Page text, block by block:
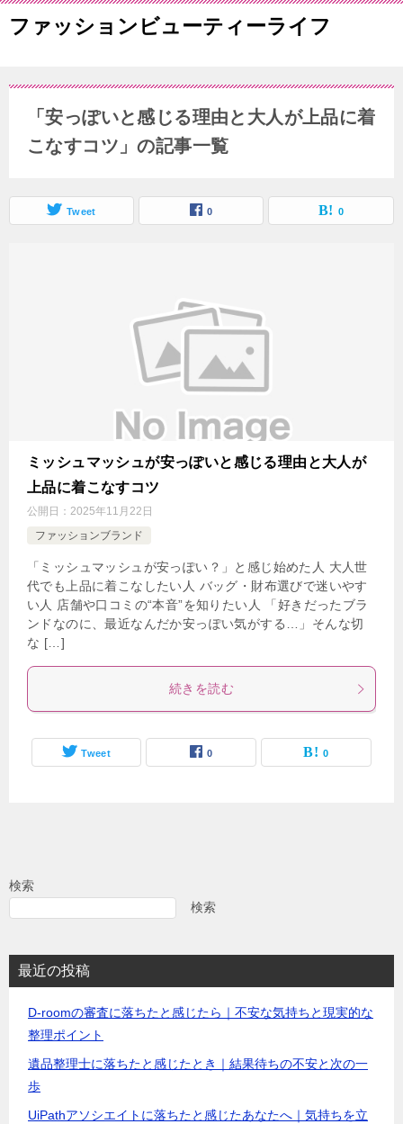
ファッションビューティーライフ
「安っぽいと感じる理由と大人が上品に着
こなすコツ」の記事一覧
Tweet 0 0
ミッシュマッシュが安っぽいと感じる理由と大人が
上品に着こなすコツ
公開日： 2025年11月22日
ファッションブランド
「ミッシュマッシュが安っぽい？」と感じ始めた人 大人世
代でも上品に着こなしたい人 バッグ・財布選びで迷いやす
い人 店舗や口コミの“本音”を知りたい人 「好きだったブラ
ンドなのに、最近なんだか安っぽい気がする…」そんな切
な […]
続きを読む
Tweet 0 0
検索
検索
最近の投稿
D-roomの審査に落ちたと感じたら｜不安な気持ちと現実的な
整理ポイント
遺品整理士に落ちたと感じたとき｜結果待ちの不安と次の一
歩
UiPathアソシエイトに落ちたと感じたあなたへ｜気持ちを立